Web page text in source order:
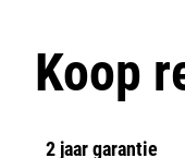
Koop
2 jaar garantie